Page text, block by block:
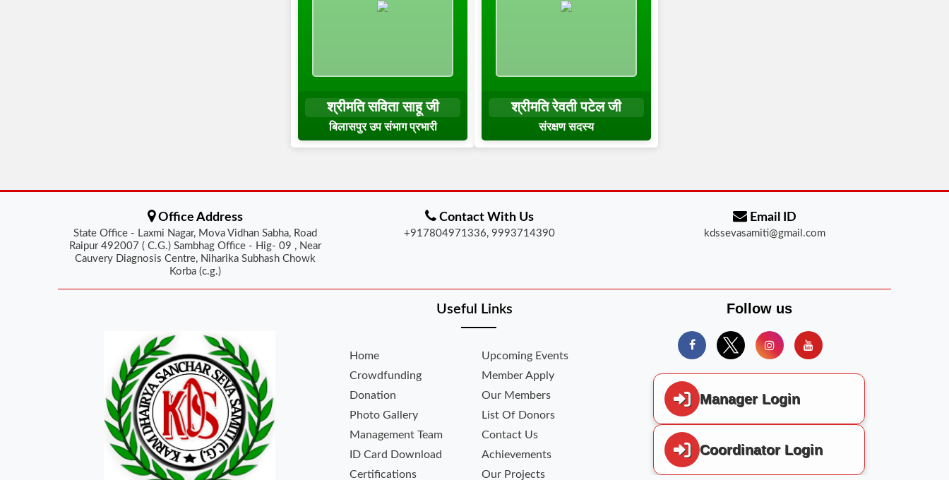
श्रीमति सविता साहू जी
बिलासपुर उप संभाग प्रभारी
श्रीमति रेवती पटेल जी
संरक्षण सदस्य
Office Address
State Office - Laxmi Nagar, Mova Vidhan Sabha, Road
Raipur 492007 ( C.G.) Sambhag Office - Hig- 09 , Near
Cauvery Diagnosis Centre, Niharika Subhash Chowk
Korba (c.g.)
Contact With Us
+917804971336, 9993714390
Email ID
kdssevasamiti@gmail.com
Useful Links
Home
Upcoming Events
Crowdfunding
Member Apply
Donation
Our Members
Photo Gallery
List Of Donors
Management Team
Contact Us
ID Card Download
Achievements
Certifications
Our Projects
Follow us
Manager Login
Coordinator Login